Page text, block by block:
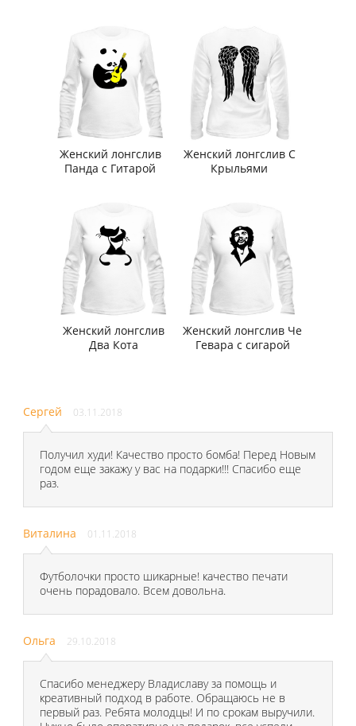
Женский лонгслив
Панда с Гитарой
Женский лонгслив С
Крыльями
Женский лонгслив
Два Кота
Женский лонгслив Че
Гевара с сигарой
Сергей 03.11.2018
Получил худи! Качество просто бомба! Перед Новым
годом еще закажу у вас на подарки!!! Спасибо еще
раз.
Виталина 01.11.2018
Футболочки просто шикарные! качество печати
очень порадовало. Всем довольна.
Ольга 29.10.2018
Спасибо менеджеру Владиславу за помощь и
креативный подход в работе. Обращаюсь не в
первый раз. Ребята молодцы! И по срокам выручили.